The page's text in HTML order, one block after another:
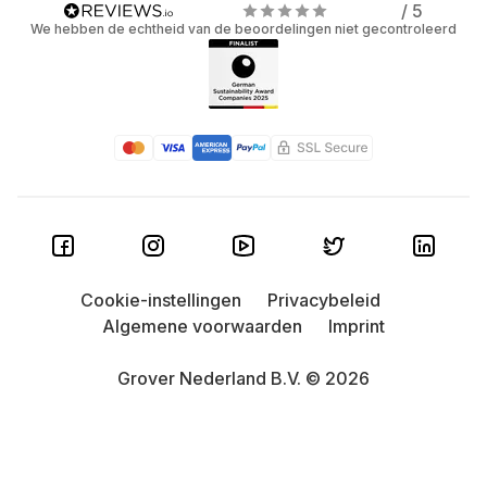
stadsjungle. Zo makkelijk is het.
Lage maandelijkse prijzen: Vergeet hoge
aanschafkosten en vervul je technologiedromen
tegen een lage prijs en met een ongecompliceerd
huurmodel. De prijs van een Apple Watch is
Apple Watch betaalbaar.
/ 5
We hebben de echtheid van de beoordelingen niet gecontroleerd
Grover Nederland B.V. © 2026
Cookie-instellingen
Privacybeleid
Algemene voorwaarden
Imprint